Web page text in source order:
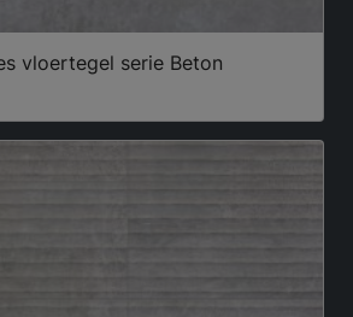
vloertegel serie Beton